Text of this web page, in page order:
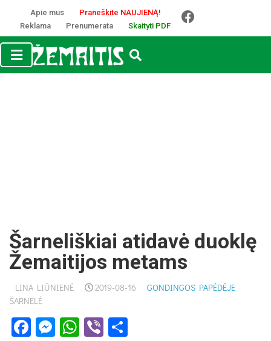
Apie mus
Praneškite NAUJIENĄ!
Reklama
Prenumerata Skaityti PDF
Šarneliškiai atidavė duoklę
Žemaitijos metams
LINA LIŪNIENĖ 2019-08-16
GONDINGOS PAPĖDĖJE
ŠARNELĖ
Facebook
Messenger
WhatsApp
Viber